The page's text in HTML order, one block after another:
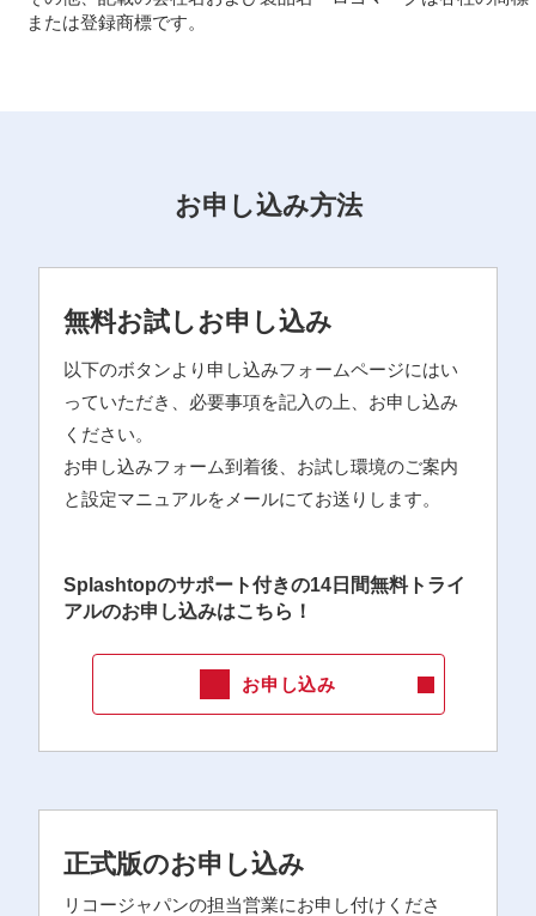
または登録商標です。
お申し込み方法
無料お試しお申し込み
以下のボタンより申し込みフォームページにはい
っていただき、必要事項を記入の上、お申し込み
ください。
お申し込みフォーム到着後、お試し環境のご案内
と設定マニュアルをメールにてお送りします。
Splashtopのサポート付きの14日間無料トライ
アルのお申し込みはこちら！
お申し込み
正式版のお申し込み
リコージャパンの担当営業にお申し付けくださ